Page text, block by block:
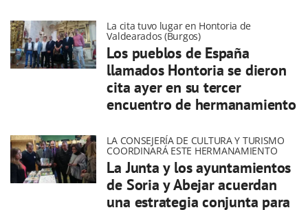
La cita tuvo lugar en Hontoria de
Valdearados (Burgos)
Los pueblos de España
llamados Hontoria se dieron
cita ayer en su tercer
encuentro de hermanamiento
LA CONSEJERÍA DE CULTURA Y TURISMO
COORDINARÁ ESTE HERMANAMIENTO
La Junta y los ayuntamientos
de Soria y Abejar acuerdan
una estrategia conjunta para